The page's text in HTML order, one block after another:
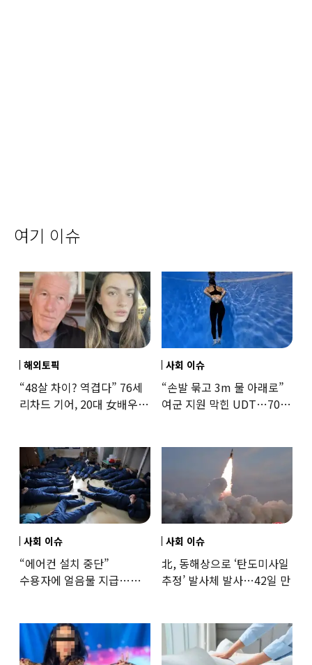
여기 이슈
해외토픽
“48살 차이? 역겹다” 76세
리차드 기어, 20대 女배우와
사회 이슈
“손발 묶고 3m 물 아래로”
여군 지원 막힌 UDT…707
사회 이슈
“에어컨 설치 중단”
수용자에 얼음물 지급…
사회 이슈
北, 동해상으로 ‘탄도미사일
추정’ 발사체 발사…42일 만